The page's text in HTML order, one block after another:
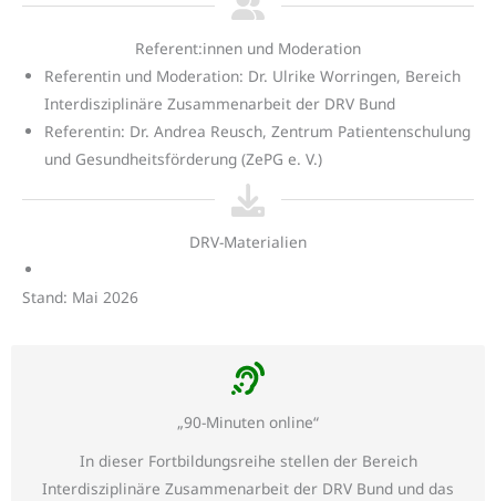
Referent:innen und Moderation
Referentin und Moderation: Dr. Ulrike Worringen, Bereich
Interdisziplinäre Zusammenarbeit der DRV Bund
Referentin: Dr. Andrea Reusch, Zentrum Patientenschulung
und Gesundheitsförderung (ZePG e. V.)
DRV-Materialien
Stand: Mai 2026
„90-Minuten online“
In dieser Fortbildungsreihe stellen der Bereich
Interdisziplinäre Zusammenarbeit der DRV Bund und das